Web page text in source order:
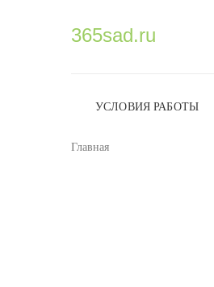
365sad.ru
УСЛОВИЯ РАБОТЫ
Главная